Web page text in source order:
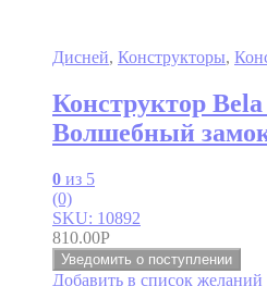
Дисней, Конструкторы,
Конструктор Bela
Волшебный
0 из 5
(0)
SKU: 10892
810.00Р
Уведомить о поступлении
Добавить в список желаний